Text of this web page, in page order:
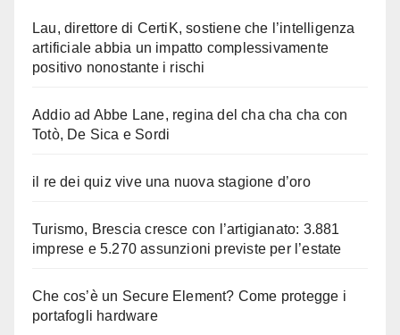
Lau, direttore di CertiK, sostiene che l’intelligenza
artificiale abbia un impatto complessivamente
positivo nonostante i rischi
Addio ad Abbe Lane, regina del cha cha cha con
Totò, De Sica e Sordi
il re dei quiz vive una nuova stagione d’oro
Turismo, Brescia cresce con l’artigianato: 3.881
imprese e 5.270 assunzioni previste per l’estate
Che cos’è un Secure Element? Come protegge i
portafogli hardware